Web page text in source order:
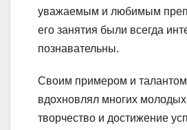
уважаемым и любимым
его занятия были всегда
познавательны.
Своим примером и
вдохновлял многих
творчество и достижение